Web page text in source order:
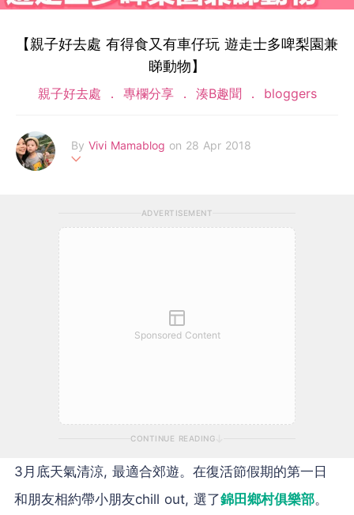
【親子好去處 有得食又有車仔玩 遊走士多啤梨園兼
睇動物】
親子好去處 專欄分享 湊B趣聞 bloggers
By Vivi Mamablog on 28 Apr 2018
滿愛的環境下健康快樂地成長。家有一個活潑小男孩路卡斯, 籍這
平台紀錄我家小寶的成長點滴, 也為湊B育兒經歷作小分享 ❤️ 歡迎
透過電郵聯絡:
Facebook: vivimamabloghk
Instagram: vivimamablog
ADVERTISEMENT
Sponsored Content
CONTINUE READING
3月底天氣清涼, 最適合郊遊。在復活節假期的第一日
和朋友相約帶小朋友chill out, 選了錦田鄉村俱樂部。